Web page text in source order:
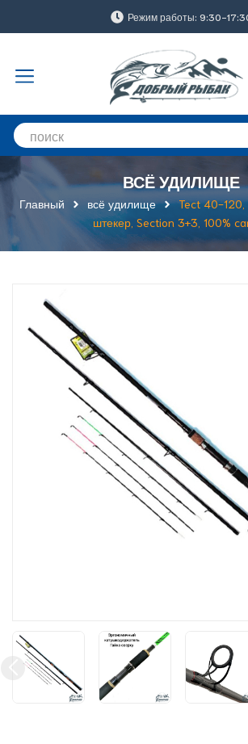
Режим работы: 9:30-
ВСЁ УДИЛИЩЕ
Главный всё удилище
Tect 40-120,
штекер, Section 3+3, 100%